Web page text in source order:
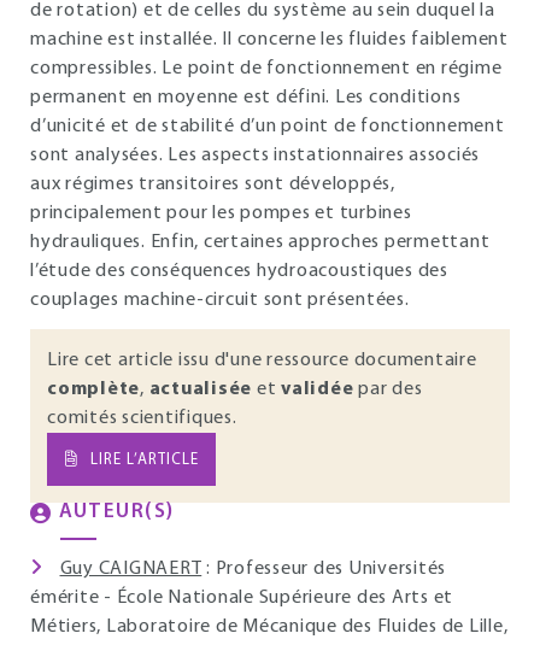
de rotation) et de celles du système au sein duquel la
machine est installée. Il concerne les fluides faiblement
compressibles. Le point de fonctionnement en régime
permanent en moyenne est défini. Les conditions
d’unicité et de stabilité d’un point de fonctionnement
sont analysées. Les aspects instationnaires associés
aux régimes transitoires sont développés,
principalement pour les pompes et turbines
hydrauliques. Enfin, certaines approches permettant
l’étude des conséquences hydroacoustiques des
couplages machine-circuit sont présentées.
Lire cet article issu d'une ressource documentaire
complète, actualisée et validée par des
comités scientifiques.
LIRE L’ARTICLE
AUTEUR(S)
Guy CAIGNAERT
: Professeur des Universités
émérite - École Nationale Supérieure des Arts et
Métiers, Laboratoire de Mécanique des Fluides de Lille,